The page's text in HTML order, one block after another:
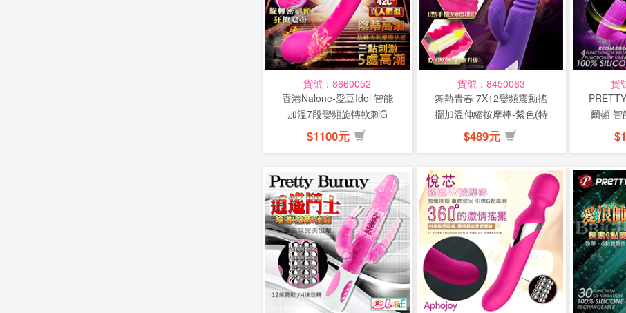
貨號：8660052
香港Nalone-愛豆Idol 智能
加溫7段變頻旋轉軟刺G
點...
$1100元
貨號：8450063
舞熱青春 7X12變頻震動搖
擺加溫伸縮按摩棒-紫色(特
惠)
$489元
貨
爾頓 智